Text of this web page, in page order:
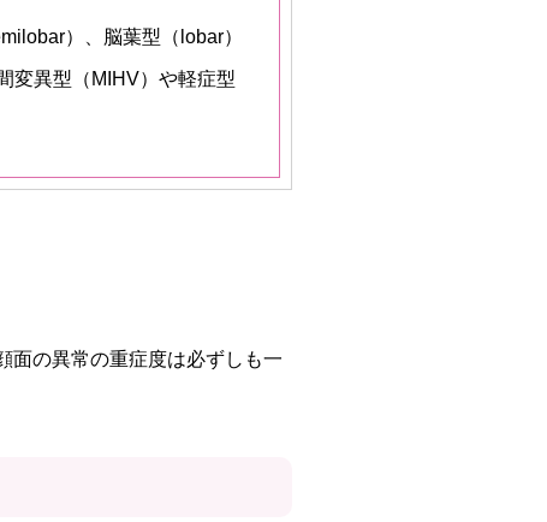
）、脳葉型（lobar）
変異型（MIHV）や軽症型
面の異常の重症度は必ずしも一